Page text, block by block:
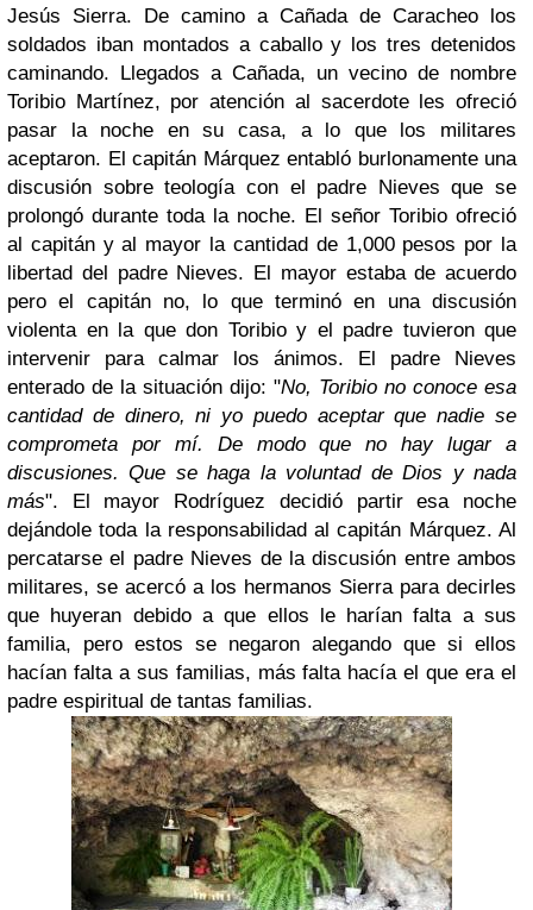
Jesús Sierra. De camino a Cañada de Caracheo los
soldados iban montados a caballo y los tres detenidos
caminando. Llegados a Cañada, un vecino de nombre
Toribio Martínez, por atención al sacerdote les ofreció
pasar la noche en su casa, a lo que los militares
aceptaron. El capitán Márquez entabló burlonamente una
discusión sobre teología con el padre Nieves que se
prolongó durante toda la noche. El señor Toribio ofreció
al capitán y al mayor la cantidad de 1,000 pesos por la
libertad del padre Nieves. El mayor estaba de acuerdo
pero el capitán no, lo que terminó en una discusión
violenta en la que don Toribio y el padre tuvieron que
intervenir para calmar los ánimos. El padre Nieves
enterado de la situación dijo: "No, Toribio no conoce esa
cantidad de dinero, ni yo puedo aceptar que nadie se
comprometa por mí. De modo que no hay lugar a
discusiones. Que se haga la voluntad de Dios y nada
más". El mayor Rodríguez decidió partir esa noche
dejándole toda la responsabilidad al capitán Márquez. Al
percatarse el padre Nieves de la discusión entre ambos
militares, se acercó a los hermanos Sierra para decirles
que huyeran debido a que ellos le harían falta a sus
familia, pero estos se negaron alegando que si ellos
hacían falta a sus familias, más falta hacía el que era el
padre espiritual de tantas familias.